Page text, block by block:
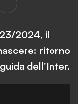
2024, il
ritorno
dell'Inter.